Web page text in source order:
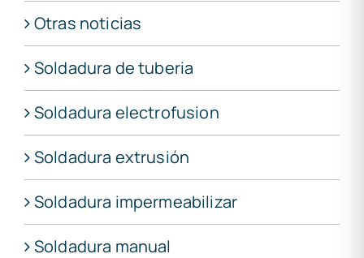
Otras noticias
Soldadura de tuberia
Soldadura electrofusion
Soldadura extrusión
Soldadura impermeabilizar
Soldadura manual